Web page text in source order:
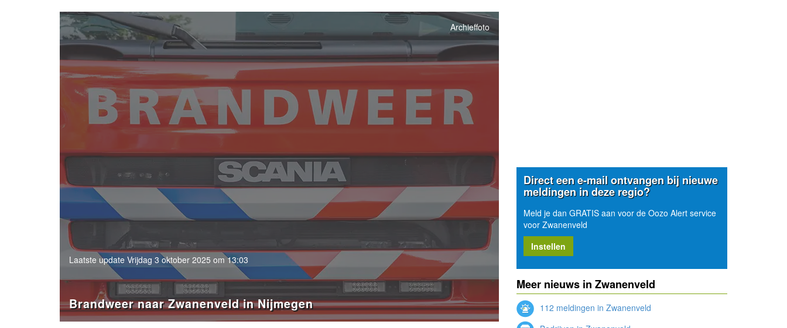
Archieffoto
Laatste update Vrijdag 3 oktober 2025 om 13:03
Brandweer naar Zwanenveld in Nijmegen
Direct een e-mail ontvangen bij nieuwe
meldingen in deze regio?
Meld je dan GRATIS aan voor de Oozo Alert service
voor Zwanenveld
Instellen
Meer nieuws in Zwanenveld
112 meldingen in Zwanenveld